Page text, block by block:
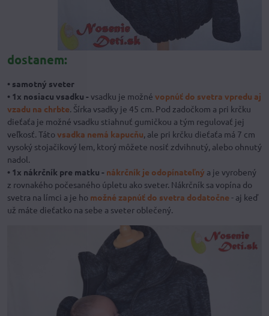
dostanem:
• samotný sveter
• 1x nosiacu vsadku - vsadku je možné vopnúť do svetra vpredu aj
vzadu na chrbte. Šírka vsadky je 45 cm. Pod zadočkom a pri krčku
dieťaťa je možné vsadku stiahnuť gumičkou a tým regulovať jej
veľkosť. Tátovsadka nemá kapucňu, ale pri krčku dieťaťa má 7 cm
vysoký stojačikový lem, ktorý môžete nosiť zdvihnutý, alebo ohnutý
nadol.
• 1x nákrčník pre matku - nákrčník je odopínateľný a je vyrobený
z rovnakého počesaného úpletu ako sveter. Nákrčník sa vopína do
svetra na límci a je ho možné zapnúť do svetra dodatočne- aj keď
už máte dieťatko na sebe a sveter oblečený.